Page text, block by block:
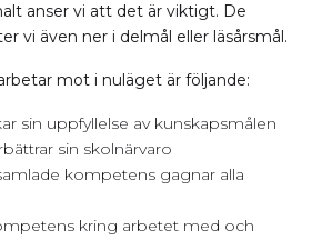
anser vi att det är viktigt. De
vi även ner i delmål eller läsårsmål.
mot i nuläget är följande:
sin uppfyllelse av kunskapsmålen
sin skolnärvaro
kompetens gagnar alla
kring arbetet med och